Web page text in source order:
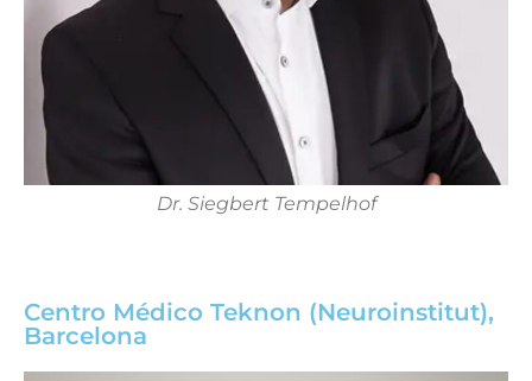
Dr. Siegbert Tempelhof
Centro Médico Teknon (Neuroinstitut),
Barcelona